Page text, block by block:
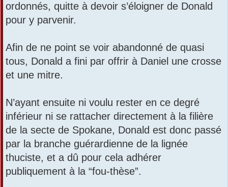
ordonnés, quitte à devoir s’éloigner de Donald
pour y parvenir.
Afin de ne point se voir abandonné de quasi
tous, Donald a fini par offrir à Daniel une crosse
et une mitre.
N’ayant ensuite ni voulu rester en ce degré
inférieur ni se rattacher directement à la filière
de la secte de Spokane, Donald est donc passé
par la branche guérardienne de la lignée
thuciste, et a dû pour cela adhérer
publiquement à la “fou-thèse”.